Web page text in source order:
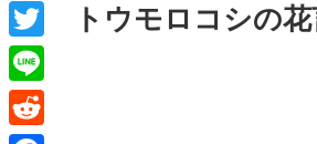
トウモロコシの
T
w
i
L
i